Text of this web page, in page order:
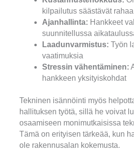
kilpailutus säästävät rahaa
Ajanhallinta: Hankkeet
suunnitellussa
Laadunvarmistus: Työn
vaatimuksia
Stressin vähentäminen:
hankkeen yksityiskohdat
Tekninen isännöinti myös
hallituksen työtä, sillä he voivat
osaamiseen monimutkaisissa
Tämä on erityisen tärkeää, kun
ole rakennusalan kokemusta.